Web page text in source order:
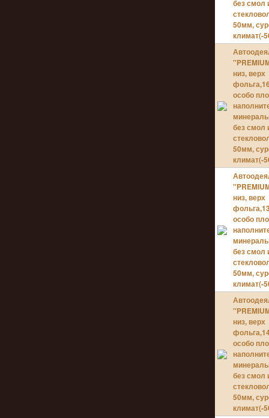
без смол
50мм,
климат(-
низ, верх
особо
без смол
50мм,
климат(-
низ, верх
особо
без смол
50мм,
климат(-
низ, верх
особо
без смол
50мм,
климат(-